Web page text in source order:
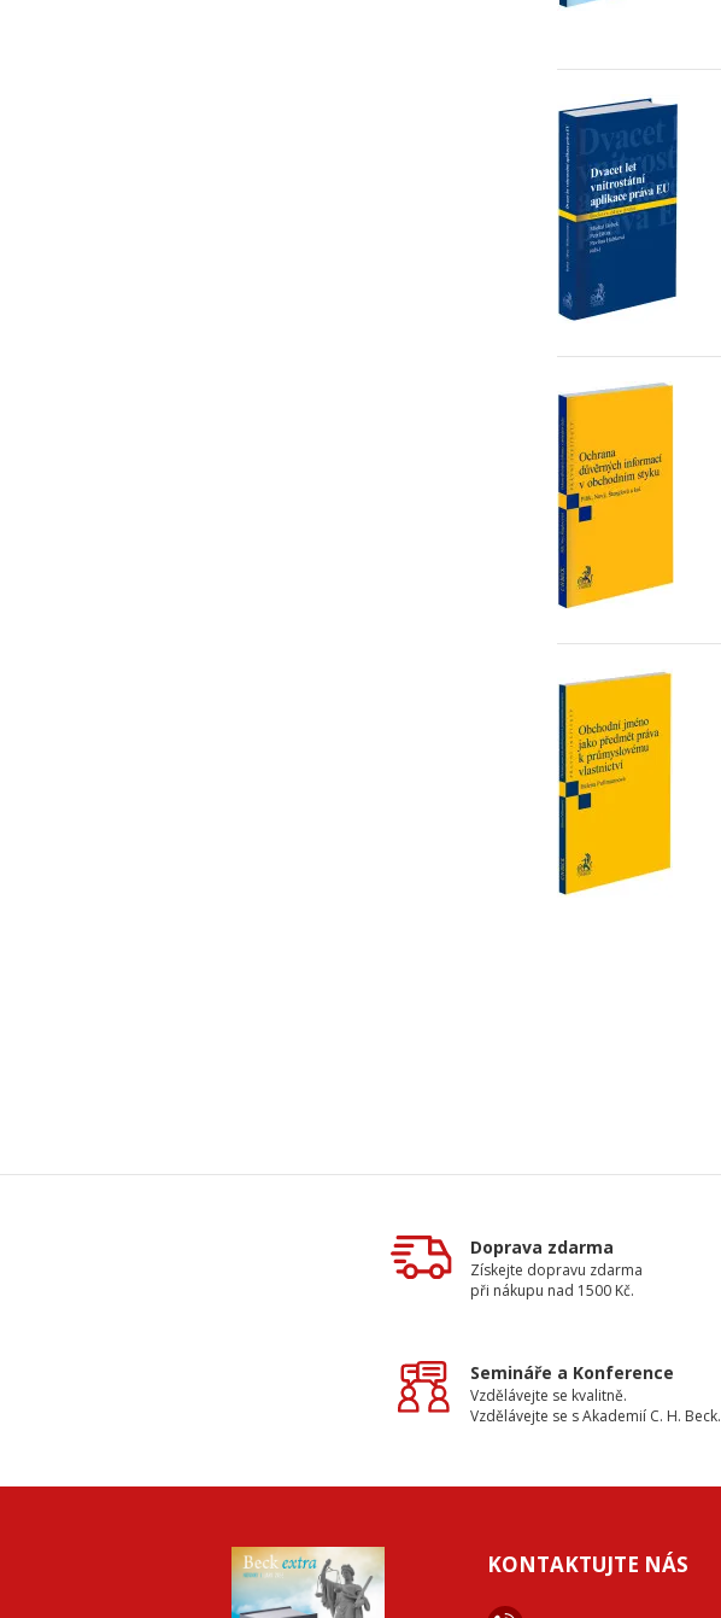
Doprava zdarma
Získejte dopravu zdarma
při nákupu nad 1500 Kč.
Semináře a Konference
Vzdělávejte se kvalitně.
Vzdělávejte se s Akademií C. H. Beck.
KONTAKTUJTE NÁS